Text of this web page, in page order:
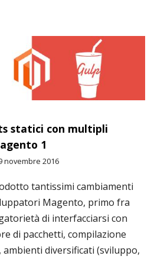
statici con multipli
1
novembre 2016
tantissimi cambiamenti
Magento, primo fra
di interfacciarsi con
di pacchetti, compilazione
ambienti diversificati (sviluppo,